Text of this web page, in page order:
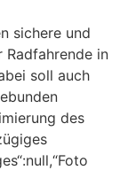
sichere und
in
soll auch
des